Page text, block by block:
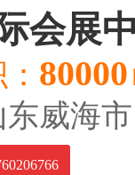
会展
威海市